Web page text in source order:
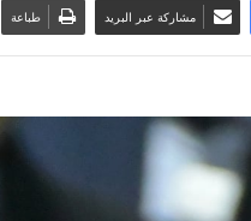
مشاركة عبر البريد طباعة